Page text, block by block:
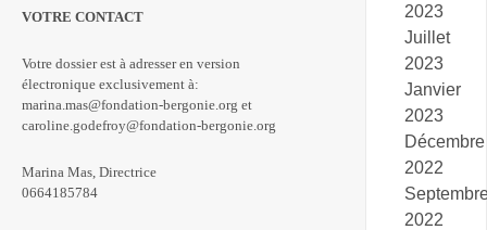
VOTRE CONTACT
Votre dossier est à adresser en version
électronique exclusivement à:
marina.mas@fondation-bergonie.org et
caroline.godefroy@fondation-bergonie.org
Marina Mas, Directrice
0664185784
2023
Juillet
2023
Janvier
2023
Décembre
2022
2022